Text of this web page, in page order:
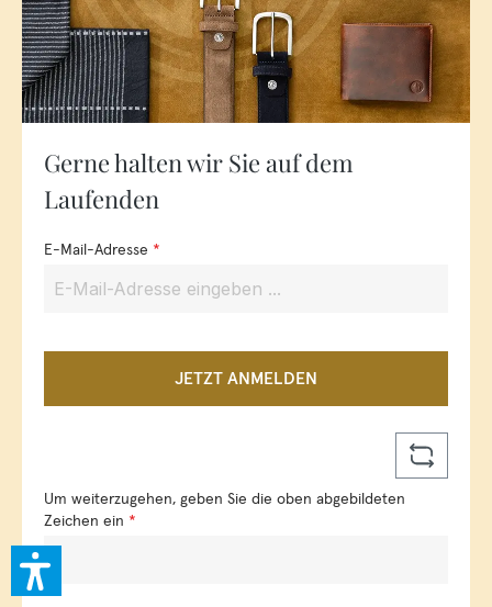
Gerne halten wir Sie auf dem
Laufenden
E-Mail-Adresse *
JETZT ANMELDEN
Um weiterzugehen, geben Sie die oben abgebildeten
Zeichen ein *